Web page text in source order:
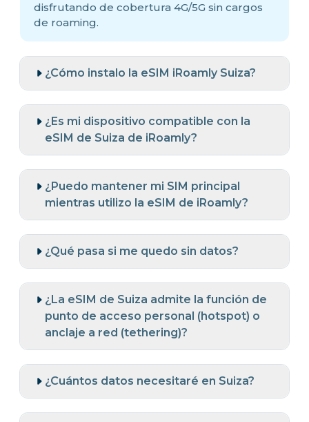
disfrutando de cobertura 4G/5G sin cargos
de roaming.
¿Cómo instalo la eSIM iRoamly Suiza?
¿Es mi dispositivo compatible con la
eSIM de Suiza de iRoamly?
¿Puedo mantener mi SIM principal
mientras utilizo la eSIM de iRoamly?
¿Qué pasa si me quedo sin datos?
¿La eSIM de Suiza admite la función de
punto de acceso personal (hotspot) o
anclaje a red (tethering)?
¿Cuántos datos necesitaré en Suiza?